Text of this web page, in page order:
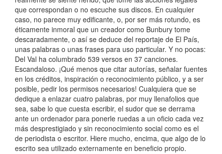
que correspondan o no escuche sus discos. En cualquier
caso, no parece muy edificante, o, por ser más rotundo, es
éticamente inmoral que un creador como Bunbury tome
descaradamente, o así se deduce del reportaje de El País,
unas palabras o unas frases para uso particular. Y no pocas:
Del Val ha columbrado 539 versos en 37 canciones.
Escandaloso. ¡Qué menos que citar autorías, señalar fuentes
en los créditos, inspiración o reconocimiento público, y a ser
posible, pedir los permisos necesarios! Cualquiera que se
dedique a enlazar cuatro palabras, por muy llenafolios que
sea, sabe lo que cuesta escribir, el sudor que se derrama
ante un ordenador para ponerle ruedas a un oficio cada vez
más desprestigiado y sin reconocimiento social como es el
de periodista o escritor. Hiere mucho, encima, que algo de lo
escrito sea utilizado externamente en beneficio propio.